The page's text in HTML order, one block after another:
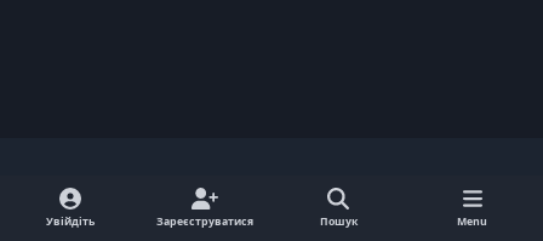
Light ModeDark ModeSystem Preference
y
Увійдіть Зареєструватися Пошук Menu